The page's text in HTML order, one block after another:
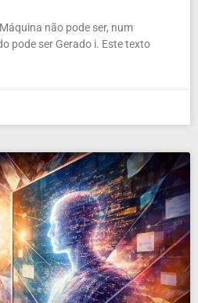
não pode ser, num
pode ser Gerado i. Este texto